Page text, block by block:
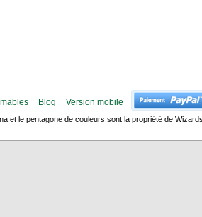
Blog Version mobile
et le pentagone de couleurs sont la propriété de